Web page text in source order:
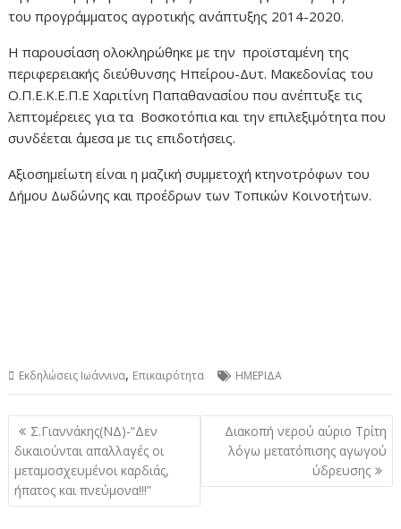
του προγράμματος αγροτικής ανάπτυξης 2014-2020.
Η παρουσίαση ολοκληρώθηκε με την προϊσταμένη της
περιφερειακής διεύθυνσης Ηπείρου-Δυτ. Μακεδονίας του
Ο.Π.Ε.Κ.Ε.Π.Ε Χαριτίνη Παπαθανασίου που ανέπτυξε τις
λεπτομέρειες για τα Βοσκοτόπια και την επιλεξιμότητα που
συνδέεται άμεσα με τις επιδοτήσεις.
Αξιοσημείωτη είναι η μαζική συμμετοχή κτηνοτρόφων του
Δήμου Δωδώνης και προέδρων των Τοπικών Κοινοτήτων.
Εκδηλώσεις Ιωάννινα, Επικαιρότητα ΗΜΕΡΙΔΑ
Πλοήγηση
άρθρων
Σ.Γιαννάκης(ΝΔ)-“Δεν
δικαιούνται απαλλαγές οι
μεταμοσχευμένοι καρδιάς,
ήπατος και πνεύμονα!!!”
Διακοπή νερού αύριο Τρίτη
λόγω μετατόπισης αγωγού
ύδρευσης